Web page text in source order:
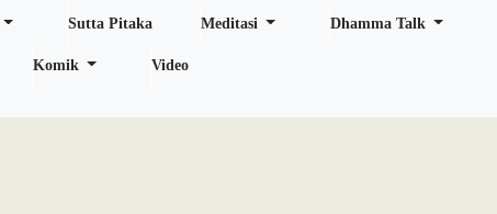
Sutta Pitaka Meditasi Dhamma Talk
Komik Video